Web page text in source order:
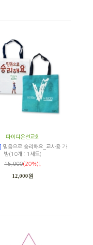
파이디온선교회
믿음으로 승리해요_교사용 가
방(10개 : 1세트)
15,000(20%)↓
12,000원